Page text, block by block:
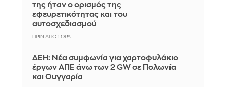
της ήταν ο ορισμός της
εφευρετικότητας και του
αυτοσχεδιασμού
ΠΡΙΝ ΑΠΌ 1 ΏΡΑ
ΔΕΗ: Νέα συμφωνία για χαρτοφυλάκιο
έργων ΑΠΕ άνω των 2 GW σε Πολωνία
και Ουγγαρία